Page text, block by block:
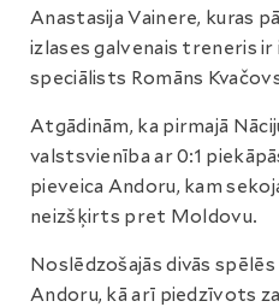
Anastasija Vainere, kuras
izlases galvenais treneris ir
speciālists Romāns
Atgādinām, ka pirmajā
valstsvienība ar 0:1
pieveica Andoru, kam
neizšķirts pret Moldovu.
Noslēdzošajās divās
Andoru, kā arī piedzīvots